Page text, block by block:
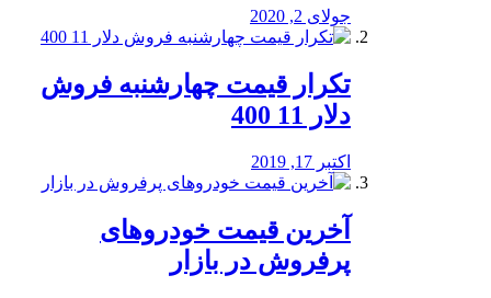
جولای 2, 2020
تکرار قیمت چهارشنبه فروش
دلار 11 400
اکتبر 17, 2019
آخرین قیمت خودرو‌های
پرفروش در بازار